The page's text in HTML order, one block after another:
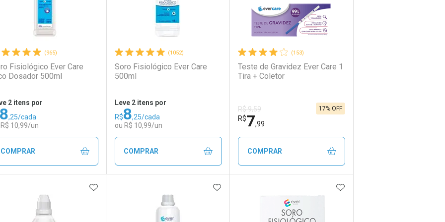
(965)
Fisiológico Ever Care
Dosador 500ml
2 itens por
8,25/cada
10,99/un
COMPRAR
FECHAR
FECHAR
Menos
(1052)
Soro Fisiológico Ever Care
500ml
Leve 2 itens por
R$8,25/cada
ou R$ 10,99/un
COMPRAR
FECHAR
Laboratório
FECHAR
Por Menos
(153)
Teste de Gravidez Ever Care 1
Tira + Coletor
R$ 9,59
R$7,99
17% OFF
COMPRAR
FECHAR
Laboratório
FECHAR
Por Menos
ADICIONAR AOS FAVORITOS ADICIONAR AOS FAVORITOS ADICIONAR AOS